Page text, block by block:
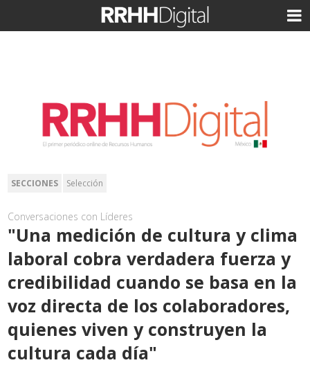
SECCIONES Selección
Conversaciones con Líderes
"Una medición de cultura y clima
laboral cobra verdadera fuerza y
credibilidad cuando se basa en la
voz directa de los colaboradores,
quienes viven y construyen la
cultura cada día"